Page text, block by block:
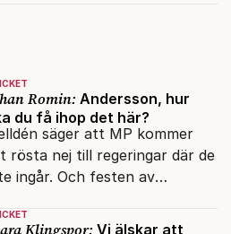
Romin: Andersson, hur
du få ihop det här?
säger att MP kommer
rösta nej till regeringar där de
ingår. Och festen av
med lån.
Klingspor: Vi älskar att